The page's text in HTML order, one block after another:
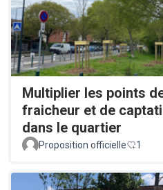
Multiplier les points
fraicheur et de
dans le quartier
Proposition officielle 1